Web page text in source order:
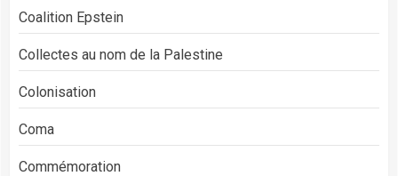
Coalition Epstein
Collectes au nom de la Palestine
Colonisation
Coma
Commémoration